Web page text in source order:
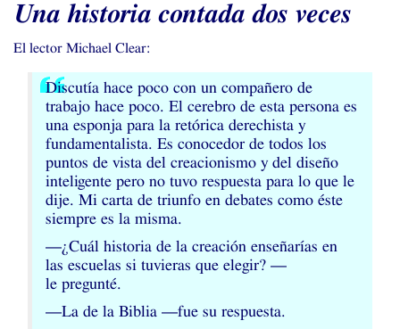
Una historia contada dos veces
El lector Michael Clear:
Discutía hace poco con un compañero de
trabajo hace poco. El cerebro de esta persona es
una esponja para la retórica derechista y
fundamentalista. Es conocedor de todos los
puntos de vista del creacionismo y del diseño
inteligente pero no tuvo respuesta para lo que le
dije. Mi carta de triunfo en debates como éste
siempre es la misma.
—¿Cuál historia de la creación enseñarías en
las escuelas si tuvieras que elegir? —
le pregunté.
—La de la Biblia —fue su respuesta.